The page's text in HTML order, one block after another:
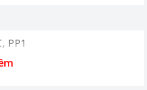
PP1
Hàn Quốc